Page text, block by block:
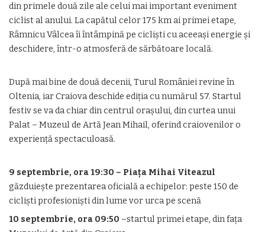
din primele două zile ale celui mai important eveniment
ciclist al anului. La capătul celor 175 km ai primei etape,
Râmnicu Vâlcea îi întâmpină pe cicliști cu aceeași energie și
deschidere, într-o atmosferă de sărbătoare locală.
După mai bine de două decenii, Turul României revine în
Oltenia, iar Craiova deschide ediția cu numărul 57. Startul
festiv se va da chiar din centrul orașului, din curtea unui
Palat – Muzeul de Artă Jean Mihail, oferind craiovenilor o
experiență spectaculoasă.
9 septembrie, ora 19:30 – Piața Mihai Viteazul
găzduiește prezentarea oficială a echipelor: peste 150 de
cicliști profesioniști din lume vor urca pe scenă
10 septembrie, ora 09:50 –startul primei etape, din fața